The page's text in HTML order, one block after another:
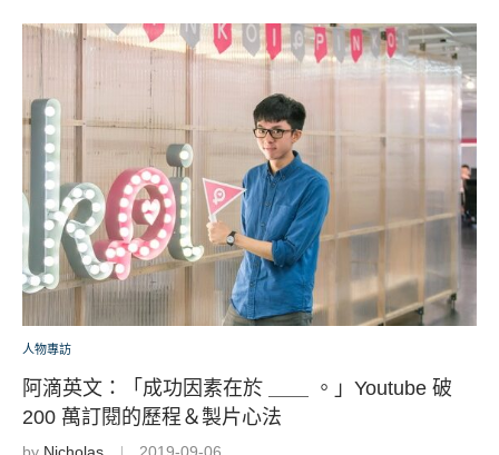
人物專訪
阿滴英文：「成功因素在於 ＿＿ 。」Youtube 破
200 萬訂閱的歷程＆製片心法